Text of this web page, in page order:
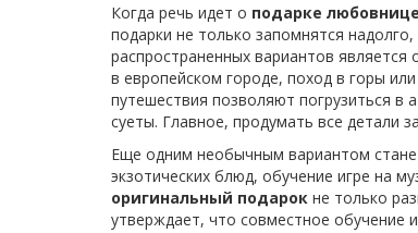
Когда речь идет о подарке любовнице
подарки не только запомнятся
распространенных вариантов
в европейском городе, поход в горы
путешествия позволяют погрузиться в
суеты. Главное, продумать все детали
Еще одним необычным вариантом
экзотических блюд, обучение игре на
оригинальный подарок не только
утверждает, что совместное обучение